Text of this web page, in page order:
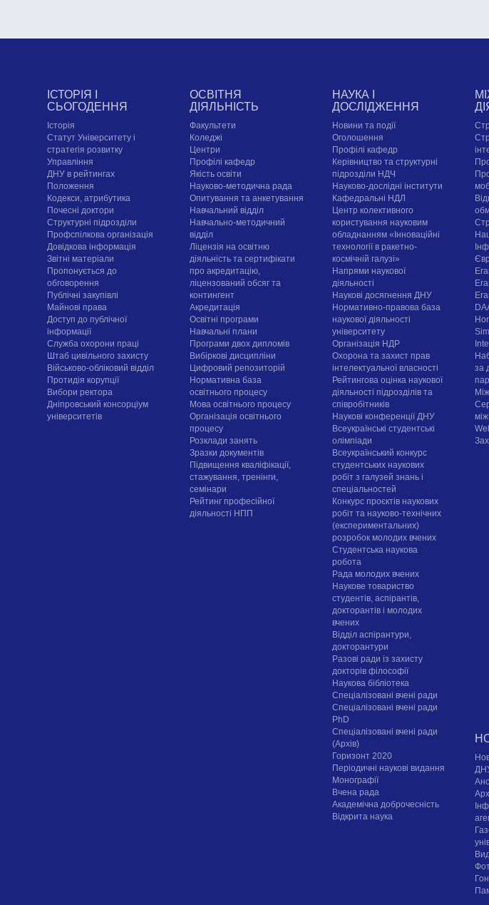
ІСТОРІЯ І
СЬОГОДЕННЯ
Історія
Статут Університету і
стратегія розвитку
Управління
ДНУ в рейтингах
Положення
Кодекси, атрибутика
Почесні доктори
Структурні підрозділи
Профспілкова організація
Довідкова інформація
Звітні матеріали
Пропонується до
обговорення
Публічні закупівлі
Майнові права
Доступ до публічної
інформації
Служба охорони праці
Штаб цивільного захисту
Військово-обліковий відділ
Протидія корупції
Вибори ректора
Дніпровський консорціум
університетів
ОСВІТНЯ
ДІЯЛЬНІСТЬ
Факультети
Коледжі
Центри
Профілі кафедр
Якість освіти
Науково-методична рада
Опитування та анкетування
Навчальний відділ
Навчально-методичний
відділ
Ліцензія на освітню
діяльність та сертифікати
про акредитацію,
ліцензований обсяг та
контингент
Акредитація
Освітні програми
Навчальні плани
Програми двох дипломів
Вибіркові дисципліни
Цифровий репозиторій
Нормативна база
освітнього процесу
Мова освітнього процесу
Організація освітнього
процесу
Розклади занять
Зразки документів
Підвищення кваліфікації,
стажування, тренінги,
семінари
Рейтинг професійної
діяльності НПП
НАУКА І
ДОСЛІДЖЕННЯ
Новини та події
Оголошення
Профілі кафедр
Керівництво та структурні
підрозділи НДЧ
Науково-дослідні інститути
Кафедральні НДЛ
Центр колективного
користування науковим
обладнанням «Інноваційні
технології в ракетно-
космічній галузі»
Напрями наукової
діяльності
Наукові досягнення ДНУ
Нормативно-правова база
наукової діяльності
університету
Організація НДР
Охорона та захист прав
інтелектуальної власності
Рейтингова оцінка наукової
діяльності підрозділів та
співробітників
Наукові конференції ДНУ
Всеукраїнські студентські
олімпіади
Всеукраїнський конкурс
студентських наукових
робіт з галузей знань і
спеціальностей
Конкурс проєктів наукових
робіт та науково-технічних
(експериментальних)
розробок молодих вчених
Студентська наукова
робота
Рада молодих вчених
Наукове товариство
студентів, аспірантів,
докторантів і молодих
вчених
Відділ аспірантури,
докторантури
Разові ради із захисту
докторів філософії
Наукова бібліотека
Спеціалізовані вчені ради
Спеціалізовані вчені ради
PhD
Спеціалізовані вчені ради
(Архів)
Горизонт 2020
Періодичні наукові видання
Монографії
Вчена рада
Академічна доброчесність
Відкрита наука
за